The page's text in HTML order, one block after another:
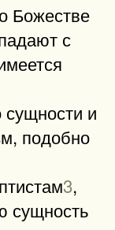
Божестве
с
сущности и
подобно
3,
сущность